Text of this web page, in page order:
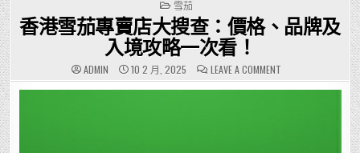
POSTED
IN
雪茄
香港雪茄專賣店大搜查：價格、品牌及
入境攻略一次看！
ADMIN 10 2 月, 2025 LEAVE A COMMENTON
香
港